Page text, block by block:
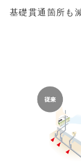
基礎貫通箇所も